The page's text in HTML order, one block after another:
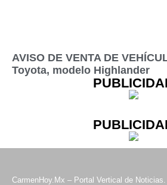
AVISO DE VENTA DE
Toyota, modelo Highlander
CarmenHoy.Mx – Portal Vertical de